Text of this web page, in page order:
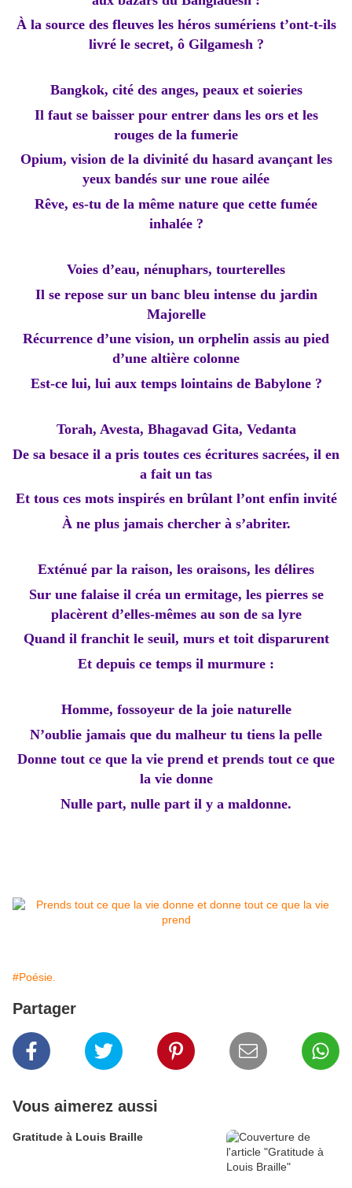
À la source des fleuves les héros sumériens t’ont-t-ils
livré le secret, ô Gilgamesh ?
Bangkok, cité des anges, peaux et soieries
Il faut se baisser pour entrer dans les ors et les
rouges de la fumerie
Opium, vision de la divinité du hasard avançant les
yeux bandés sur une roue ailée
Rêve, es-tu de la même nature que cette fumée
inhalée ?
Voies d’eau, nénuphars, tourterelles
Il se repose sur un banc bleu intense du jardin
Majorelle
Récurrence d’une vision, un orphelin assis au pied
d’une altière colonne
Est-ce lui, lui aux temps lointains de Babylone ?
Torah, Avesta, Bhagavad Gita, Vedanta
De sa besace il a pris toutes ces écritures sacrées, il en
a fait un tas
Et tous ces mots inspirés en brûlant l’ont enfin invité
À ne plus jamais chercher à s’abriter.
Exténué par la raison, les oraisons, les délires
Sur une falaise il créa un ermitage, les pierres se
placèrent d’elles-mêmes au son de sa lyre
Quand il franchit le seuil, murs et toit disparurent
Et depuis ce temps il murmure :
Homme, fossoyeur de la joie naturelle
N’oublie jamais que du malheur tu tiens la pelle
Donne tout ce que la vie prend et prends tout ce que
la vie donne
Nulle part, nulle part il y a maldonne.
#Poésie.
Partager
Vous aimerez aussi
Gratitude à Louis Braille